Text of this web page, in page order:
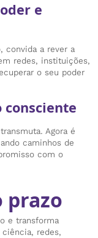
e
convida a rever a
redes, instituições,
o seu poder
Agora é
caminhos de
com o
prazo
e transforma
redes,